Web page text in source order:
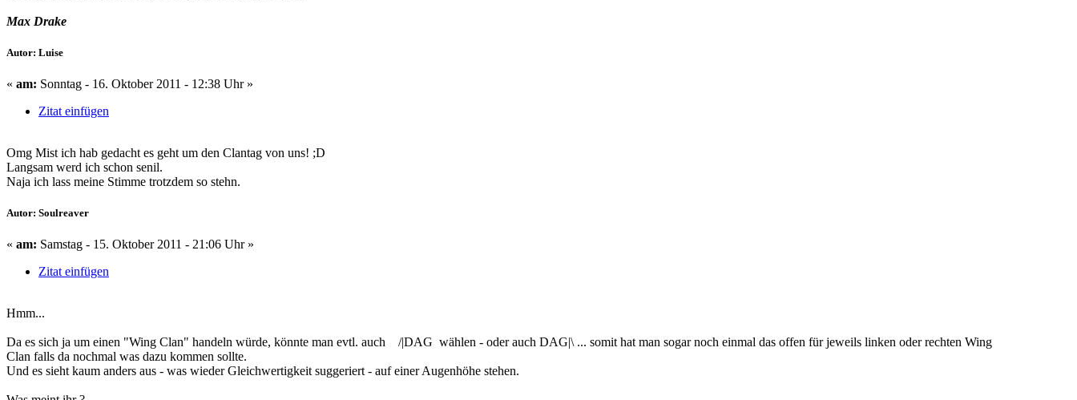
Max Drake
Autor: Luise
« am: Sonntag - 16. Oktober 2011 - 12:38 Uhr »
Zitat einfügen
Omg Mist ich hab gedacht es geht um den Clantag von uns! ;D
Langsam werd ich schon senil.
Naja ich lass meine Stimme trotzdem so stehn.
Autor: Soulreaver
« am: Samstag - 15. Oktober 2011 - 21:06 Uhr »
Zitat einfügen
Hmm...
Da es sich ja um einen "Wing Clan" handeln würde, könnte man evtl. auch /|DAG wählen - oder auch DAG|\ ... somit hat man sogar noch einmal das offen für jeweils linken oder rechten Wing
Clan falls da nochmal was dazu kommen sollte.
Und es sieht kaum anders aus - was wieder Gleichwertigkeit suggeriert - auf einer Augenhöhe stehen.